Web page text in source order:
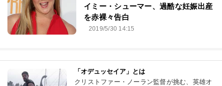
イミー・シューマー、過酷な妊娠出産
を赤裸々告白
2019/5/30 14:15
「オデュッセイア」とは
クリストファー・ノーラン監督が挑む、英雄オ